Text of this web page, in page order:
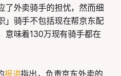
了外卖骑手的担忧，然而细
」骑手不包括现在帮京东配
意味着130万现有骑手都在
报道指出，负责京东外卖的